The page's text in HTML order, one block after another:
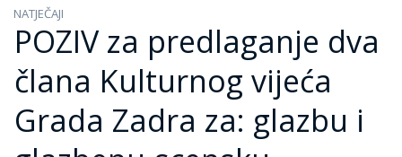
NATJEČAJI
POZIV za predlaganje dva
člana Kulturnog vijeća
Grada Zadra za: glazbu i